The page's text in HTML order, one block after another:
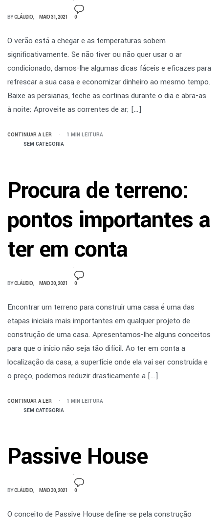
BYCLÁUDIO MAIO 31, 2021 0
O verão está a chegar e as temperaturas sobem
significativamente. Se não tiver ou não quer usar o ar
condicionado, damos-lhe algumas dicas fáceis e eficazes para
refrescar a sua casa e economizar dinheiro ao mesmo tempo.
Baixe as persianas, feche as cortinas durante o dia e abra-as
à noite; Aproveite as correntes de ar; […]
CONTINUAR A LER
1 MIN LEITURA
SEM CATEGORIA
Procura de terreno:
pontos importantes a
ter em conta
BYCLÁUDIO MAIO 30, 2021 0
Encontrar um terreno para construir uma casa é uma das
etapas iniciais mais importantes em qualquer projeto de
construção de uma casa. Apresentamos-lhe alguns conceitos
para que o início não seja tão difícil. Ao ter em conta a
localização da casa, a superfície onde ela vai ser construída e
o preço, podemos reduzir drasticamente a […]
CONTINUAR A LER
1 MIN LEITURA
SEM CATEGORIA
Passive House
BYCLÁUDIO MAIO 30, 2021 0
O conceito de Passive House define-se pela construção